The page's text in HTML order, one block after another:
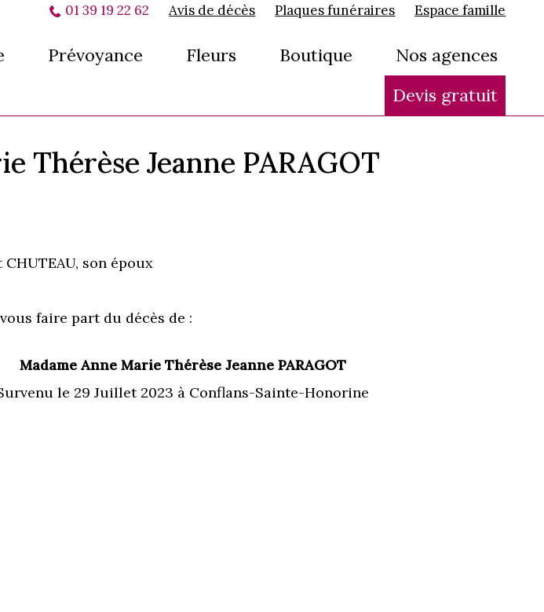
01 39 19 22 62 Avis de décès Plaques funéraires Espace famille
Prévoyance Fleurs Boutique
Nos agences
Devis gratuit
Thérèse Jeanne PARAGOT
son époux
faire part du décès de :
Madame Anne Marie Thérèse Jeanne PARAGOT
le 29 Juillet 2023 à Conflans-Sainte-Honorine